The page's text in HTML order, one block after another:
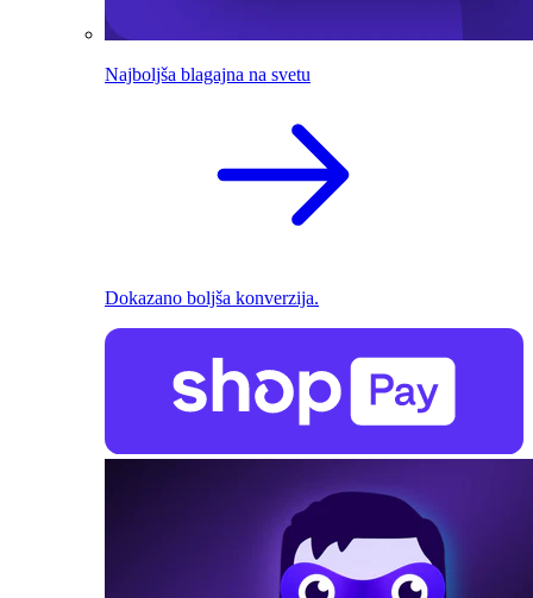
Najboljša blagajna na svetu
Dokazano boljša konverzija.